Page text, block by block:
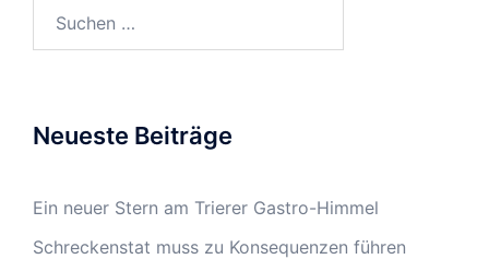
Neueste Beiträge
Ein neuer Stern am Trierer Gastro-Himmel
Schreckenstat muss zu Konsequenzen führen